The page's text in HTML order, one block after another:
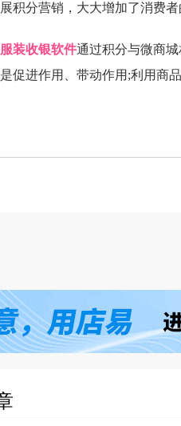
积分营销，大大增加了消费者
服装收银软件通过积分与微商
促进作用、带动作用;利用商